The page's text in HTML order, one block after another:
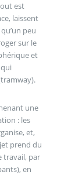
est
laissent
peu
sur le
et
une
: les
et,
prend du
travail, par
en